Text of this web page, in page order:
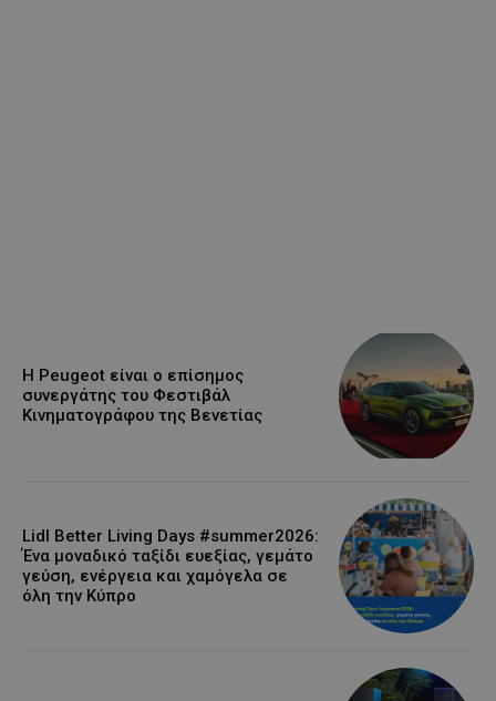
Η Peugeot είναι ο επίσημος
συνεργάτης του Φεστιβάλ
Κινηματογράφου της Βενετίας
Lidl Better Living Days #summer2026:
Ένα μοναδικό ταξίδι ευεξίας, γεμάτο
γεύση, ενέργεια και χαμόγελα σε
όλη την Κύπρο